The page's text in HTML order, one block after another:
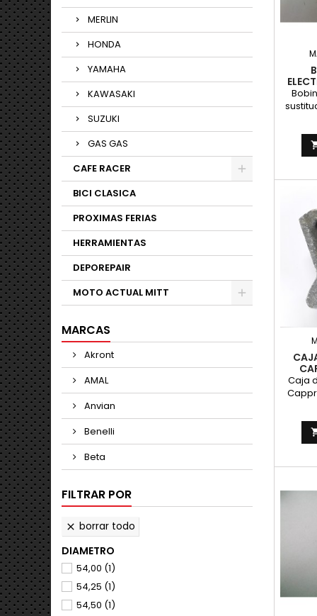
MERLIN
HONDA
YAMAHA
KAWASAKI
SUZUKI
GAS GAS
CAFE RACER
BICI CLASICA
PROXIMAS FERIAS
HERRAMIENTAS
DEPOREPAIR
MOTO ACTUAL MITT
MARCAS
Akront
AMAL
Anvian
Benelli
Beta
FILTRAR POR
 borrar todo
DIAMETRO
54,00 (1)
54,25 (1)
54,50 (1)
para
con
Caja
VB y